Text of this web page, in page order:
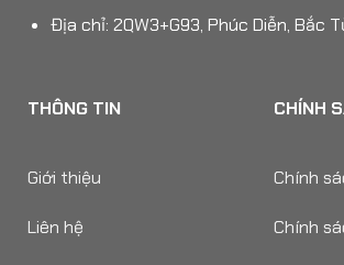
Địa chỉ: 2QW3+G93, Phúc Diễn, Bắc
THÔNG TIN
Giới thiệu
Liên hệ
CHÍNH
Chính
Chính